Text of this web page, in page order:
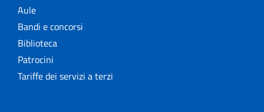
Aule
Bandi e concorsi
Biblioteca
Patrocini
Tariffe dei servizi a terzi